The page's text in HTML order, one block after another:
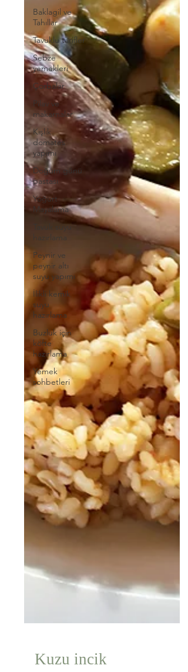
Baklagil ve
Tahıllar
Tavuklu tarifler
Sebze
yemekleri
Çorbalar
Pilav ve
makarnalar
Kışlık
domates
yapımı
Doğum günü
pastası
Yoğurt
Mayalama
Tavuk suyu
hazırlama
Peynir ve
peynir altı
suyu yapımı
İlikli kemik
suyu
hazırlama
Buzluk için
köfte
hazırlama
Yemek
sohbetleri